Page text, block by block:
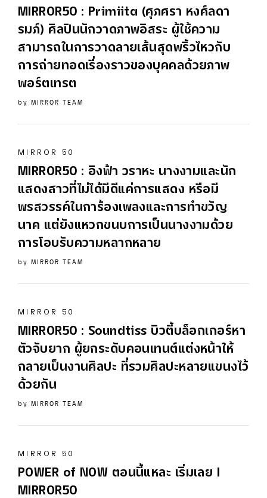
MIRROR50 : Primiita (ศุภศรา หงศ์ลดา
รมภ์) ศิลปินนักวาดภาพอิสระ ผู้ใช้ความ
สามารถในการวาดลายเส้นสุดพริ้วไหวกับ
การถ่ายทอดเรื่องราวของบุคคลด้วยภาพ
พอร์ตเทรต
by MIRROR TEAM
MIRROR 50
MIRROR50 : อิงฟ้า วราหะ นางงามและนัก
แสดงสาวที่ไม่ได้มีดีแค่การแสดง หรือมี
พรสวรรค์ในการ้องเพลงและการทำขวัญ
นาค แต่ยังแหวกขนบการเป็นนางงามด้วย
การโอบรับความหลากหลาย
by MIRROR TEAM
MIRROR 50
MIRROR50 : Soundtiss บิวตี้บล็อกเกอร์หา
ตัวจับยาก ผู้ยกระดับคอนเทนต์แต่งหน้าให้
กลายเป็นงานศิลปะ ที่รวมศิลปะหลายแขนงไว้
ด้วยกัน
by MIRROR TEAM
MIRROR 50
POWER of NOW ตอนนี้แหละ เริ่มเลย I
MIRROR50